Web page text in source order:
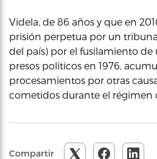
Videla, de 86 años y que en
prisión perpetua por un
del país) por el fusilamiento
presos políticos en 1976,
procesamientos por otras
cometidos durante el régimen
Compartir